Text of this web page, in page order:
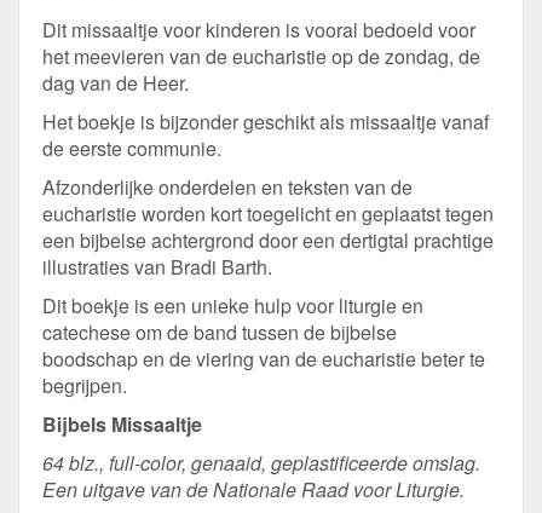
Dit missaaltje voor kinderen is vooral bedoeld voor
het meevieren van de eucharistie op de zondag, de
dag van de Heer.
Het boekje is bijzonder geschikt als missaaltje vanaf
de eerste communie.
Afzonderlijke onderdelen en teksten van de
eucharistie worden kort toegelicht en geplaatst tegen
een bijbelse achtergrond door een dertigtal prachtige
illustraties van Bradi Barth.
Dit boekje is een unieke hulp voor liturgie en
catechese om de band tussen de bijbelse
boodschap en de viering van de eucharistie beter te
begrijpen.
Bijbels Missaaltje
64 blz., full-color, genaaid, geplastificeerde omslag.
Een uitgave van de Nationale Raad voor Liturgie.